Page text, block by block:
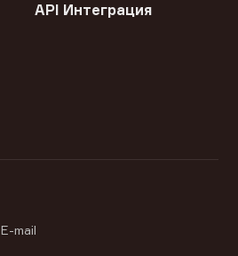
API Интеграция
E-mail